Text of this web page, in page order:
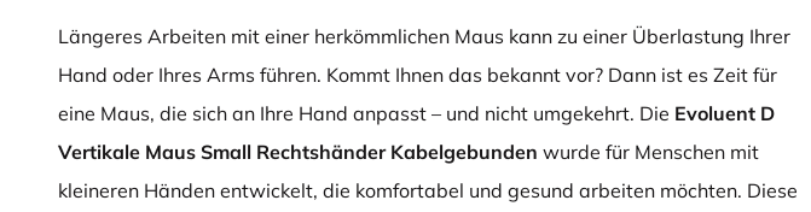
Längeres Arbeiten mit einer herkömmlichen Maus kann zu einer Überlastung Ihrer
Hand oder Ihres Arms führen. Kommt Ihnen das bekannt vor? Dann ist es Zeit für
eine Maus, die sich an Ihre Hand anpasst – und nicht umgekehrt. Die Evoluent D
Vertikale Maus Small Rechtshänder Kabelgebunden wurde für Menschen mit
kleineren Händen entwickelt, die komfortabel und gesund arbeiten möchten. Diese